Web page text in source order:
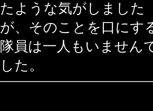
たような気がしました
が、そのことを口にす
隊員は一人もいません
した。